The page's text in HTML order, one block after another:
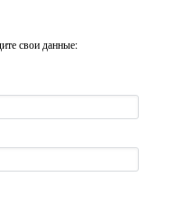
свои данные: